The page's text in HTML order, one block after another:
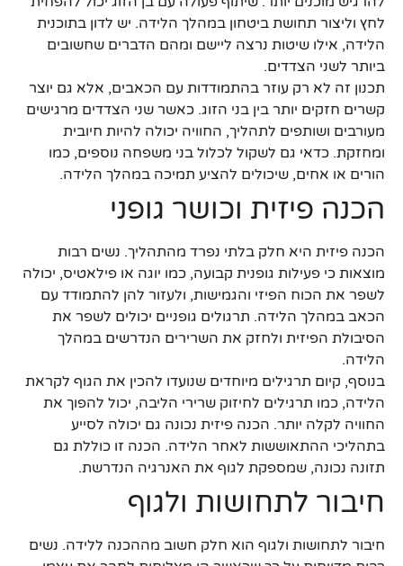
לחץ וליצור תחושת ביטחון במהלך הלידה. יש לדון בתוכנית
הלידה, אילו שיטות נרצה ליישם ומהם הדברים שחשובים
ביותר לשני הצדדים.
תכנון זה לא רק עוזר בהתמודדות עם הכאבים, אלא גם יוצר
קשרים חזקים יותר בין בני הזוג. כאשר שני הצדדים מרגישים
מעורבים ושותפים לתהליך, החוויה יכולה להיות חיובית
ומחזקת. כדאי גם לשקול לכלול בני משפחה נוספים, כמו
הורים או אחים, שיכולים להציע תמיכה במהלך הלידה.
הכנה פיזית וכושר גופני
הכנה פיזית היא חלק בלתי נפרד מהתהליך. נשים רבות
מוצאות כי פעילות גופנית קבועה, כמו יוגה או פילאטיס, יכולה
לשפר את הכוח הפיזי והגמישות, ולעזור להן להתמודד עם
הכאב במהלך הלידה. תרגולים גופניים יכולים לשפר את
הסיבולת הפיזית ולחזק את השרירים הנדרשים במהלך
הלידה.
בנוסף, קיום תרגילים מיוחדים שנועדו להכין את הגוף לקראת
הלידה, כמו תרגילים לחיזוק שרירי הליבה, יכול להפוך את
החוויה לקלה יותר. הכנה פיזית נכונה גם יכולה לסייע
בתהליכי ההתאוששות לאחר הלידה. הכנה זו כוללת גם
תזונה נכונה, שמספקת לגוף את האנרגיה הנדרשת.
חיבור לתחושות ולגוף
חיבור לתחושות ולגוף הוא חלק חשוב מההכנה ללידה. נשים